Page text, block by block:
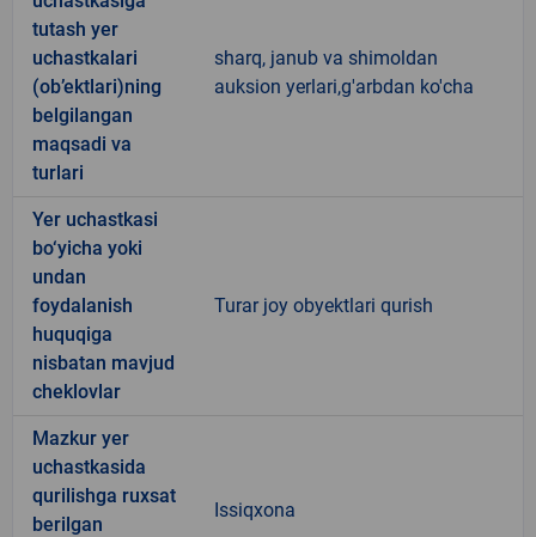
tutash yer
uchastkalari
(ob’ektlari)ning
belgilangan
maqsadi va
turlari
sharq, janub va shimoldan
auksion yerlari,g'arbdan ko'cha
Yer uchastkasi
bo‘yicha yoki
undan
foydalanish
huquqiga
nisbatan mavjud
cheklovlar
Turar joy obyektlari qurish
Mazkur yer
uchastkasida
qurilishga ruxsat
berilgan
Issiqxona